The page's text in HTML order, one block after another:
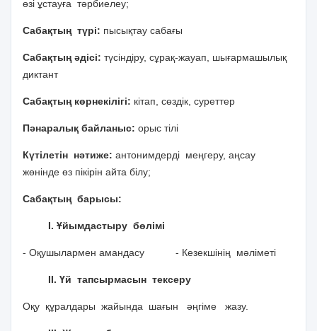
өзі ұстауға тәрбиелеу;
Сабақтың түрі: пысықтау сабағы
Сабақтың әдісі: түсіндіру, сұрақ-жауап, шығармашылық
диктант
Сабақтың көрнекілігі: кітап, сөздік, суреттер
Пәнаралық байланыс: орыс тілі
Күтілетін нәтиже: антонимдерді меңгеру, аңсау
жөнінде өз пікірін айта білу;
Сабақтың барысы:
І. Ұйымдастыру бөлімі
- Оқушылармен амандасу - Кезекшінің мәліметі
ІІ. Үй тапсырмасын тексеру
Оқу құралдары жайында шағын әңгіме жазу.